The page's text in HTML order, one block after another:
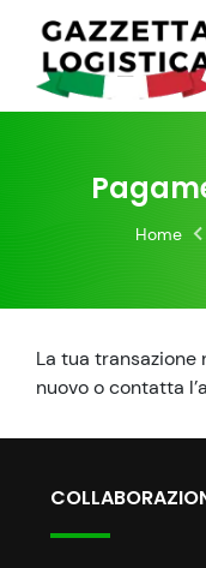
content
Home
La tua transazione
nuovo o contatta